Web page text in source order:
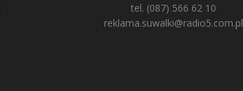
tel. (087) 566 62 10
reklama.suwalki@radio5.com.pl